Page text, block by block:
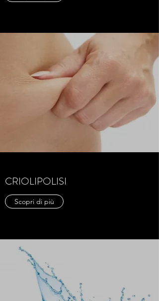
CRIOLIPOLISI
Scopri di più